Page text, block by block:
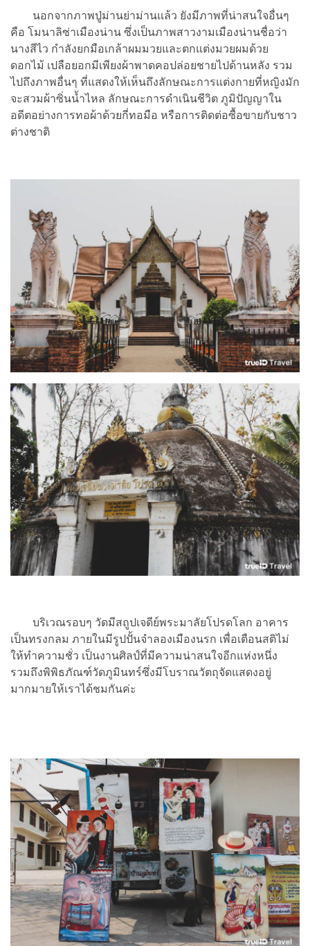
นอกจากภาพปู่ม่านย่าม่านแล้ว ยังมีภาพที่น่าสนใจอื่นๆ
คือ โมนาลิซ่าเมืองน่าน ซึ่งเป็นภาพสาวงามเมืองน่านชื่อว่า
นางสีไว กำลังยกมือเกล้าผมมวยและตกแต่งมวยผมด้วย
ดอกไม้ เปลือยอกมีเพียงผ้าพาดคอปล่อยชายไปด้านหลัง รวม
ไปถึงภาพอื่นๆ ที่แสดงให้เห็นถึงลักษณะการแต่งกายที่หญิงมัก
จะสวมผ้าซิ่นน้ำไหล ลักษณะการดำเนินชีวิต ภูมิปัญญาใน
อดีตอย่างการทอผ้าด้วยกี่ทอมือ หรือการติดต่อซื้อขายกับชาว
ต่างชาติ
บริเวณรอบๆ วัดมีสถูปเจดีย์พระมาลัยโปรดโลก อาคาร
เป็นทรงกลม ภายในมีรูปปั้นจำลองเมืองนรก เพื่อเตือนสติไม่
ให้ทำความชั่ว เป็นงานศิลป์ที่มีความน่าสนใจอีกแห่งหนึ่ง
รวมถึงพิพิธภัณฑ์วัดภูมินทร์ซึ่งมีโบราณวัตถุจัดแสดงอยู่
มากมายให้เราได้ชมกันค่ะ